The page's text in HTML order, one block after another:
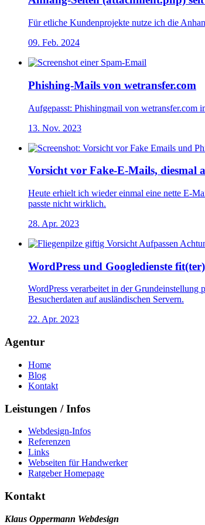
Für etliche Kundenprojekte nutze ich die
09. Feb. 2024
Phishing-Mails von wetransfer.com
Aufgepasst: Phishingmail von wetransfer.com
13. Nov. 2023
Vorsicht vor Fake-E-Mails, diesmal
Heute erhielt ich wieder einmal eine nette E-
passte nicht wirklich.
28. Apr. 2023
WordPress und Googledienste
WordPress verarbeitet in der
Besucherdaten auf ausländischen Servern.
22. Apr. 2023
Agentur
Home
Blog
Kontakt
Leistungen / Infos
Webdesign-Infos
Referenzen
Links
Webseiten für Handwerker
Ratgeber Homepage
Kontakt
Klaus Oppermann Webdesign